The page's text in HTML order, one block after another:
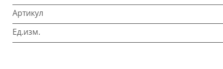
Артикул
Ед.изм.